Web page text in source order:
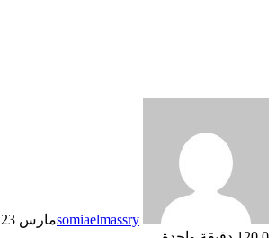
somiaelmassryمارس 23, 2023